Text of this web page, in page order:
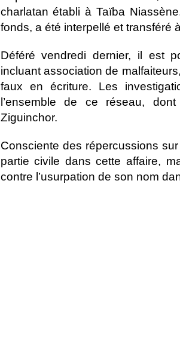
charlatan établi à Taïba
fonds, a été interpellé et transféré
Déféré vendredi dernier, il est
incluant association de
faux en écriture. Les
l’ensemble de ce réseau, dont
Ziguinchor.
Consciente des répercussions
partie civile dans cette affaire,
contre l’usurpation de son nom